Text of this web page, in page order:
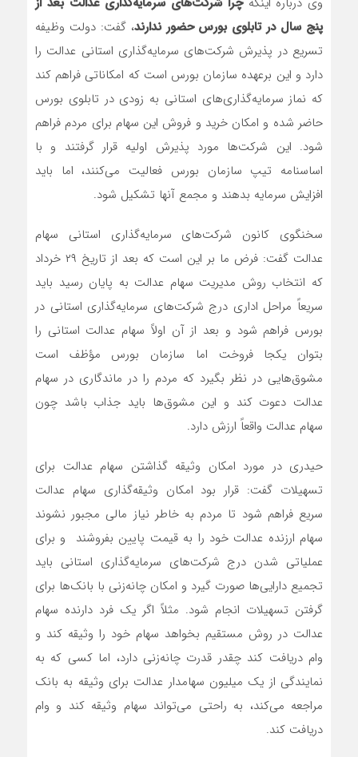
پنج سال در تابلوی بورس حضور ندارند، گفت: دولت وظیفه
تسریع در پذیرش شرکت‌های سرمایه‌گذاری استانی عدالت را
دارد و این برعهده سازمان بورس است که امکاناتی فراهم کند
که نماز سرمایه‌گذاری‌های استانی به زودی در تابلوی بورس
حاضر شده و امکان خرید و فروش این سهام برای مردم فراهم
شود. این شرکت‌ها مورد پذیرش اولیه قرار گرفتند و با
اساسنامه تیپ سازمان بورس فعالیت می‌کنند، اما باید
افزایش سرمایه بدهند و مجمع آنها تشکیل شود.
سخنگوی کانون شرکت‌های سرمایه‌گذاری استانی سهام
عدالت گفت:‌ فرض ما بر این است که بعد از تاریخ ۲۹ خرداد
که انتخاب روش مدیریت سهام عدالت به پایان رسید باید
سریعاً‌ مراحل اداری درج شرکت‌های سرمایه‌گذاری استانی در
بورس فراهم شود و بعد از آن اولاً‌ سهام عدالت استانی را
بتوان یکجا فروخت اما سازمان بورس مؤظف است
مشوق‌هایی در نظر بگیرد که مردم را در ماندگاری در سهام
عدالت دعوت کند و این مشوق‌ها باید جذاب باشد چون
سهام عدالت واقعاً ارزش دارد.
حیدری در مورد امکان وثیقه گذاشتن سهام عدالت برای
تسهیلات گفت: ‌قرار بود امکان وثیقه‌گذاری سهام عدالت
سریع فراهم شود تا مردم به خاطر نیاز مالی مجبور نشوند
سهام ارزنده عدالت خود را به قیمت پایین بفروشند و برای
عملیاتی شدن درج شرکت‌های سرمایه‌گذاری استانی باید
تجمیع دارایی‌ها صورت گیرد و امکان چانه‌زنی با بانک‌ها برای
گرفتن تسهیلات انجام شود. مثلاً اگر یک فرد دارنده سهام
عدالت در روش مستقیم بخواهد سهام خود را وثیقه کند و
وام دریافت کند چقدر قدرت چانه‌زنی دارد، اما کسی که به
نمایندگی از یک میلیون سهامدار عدالت برای وثیقه‌ به بانک
مراجعه می‌کند، به راحتی می‌تواند سهام وثیقه کند و وام
دریافت کند.